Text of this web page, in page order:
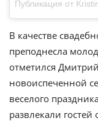
В качестве
преподнесла
отметился
новоиспеченной
веселого
развлекали